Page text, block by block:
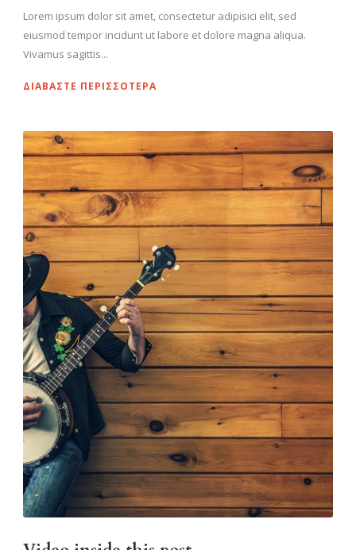
Lorem ipsum dolor sit amet, consectetur adipisici elit, sed
eiusmod tempor incidunt ut labore et dolore magna aliqua.
Vivamus sagittis...
ΔΙΑΒΆΣΤΕ ΠΕΡΙΣΣΌΤΕΡΑ